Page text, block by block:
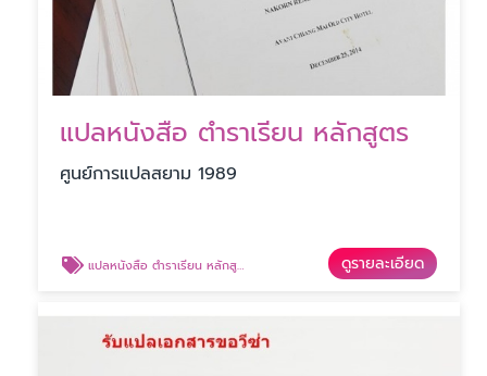
แปลหนังสือ ตำราเรียน หลักสูตร
ศูนย์การแปลสยาม 1989
แปลหนังสือ ตำราเรียน หลักสูตร ดูรายละเอียด